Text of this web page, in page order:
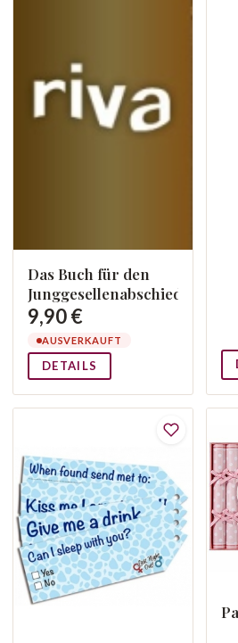
Das Buch für den
Junggesellenabschied
9,90 €
AUSVERKAUFT
DETAILS